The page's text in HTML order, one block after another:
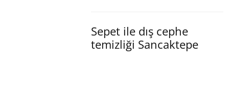
Sepet ile dış cephe
temizliği Sancaktepe